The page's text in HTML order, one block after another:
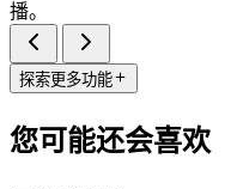
播。
探索更多功能
您可能还会喜欢